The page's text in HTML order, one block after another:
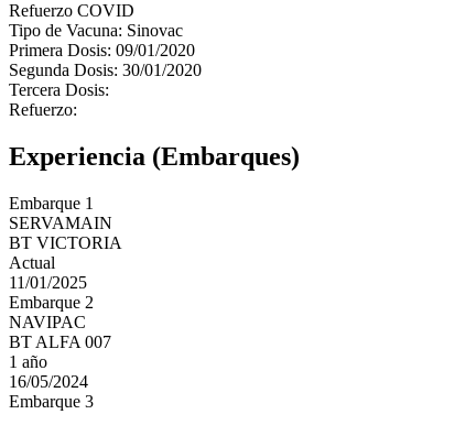
Refuerzo COVID
Tipo de Vacuna: Sinovac
Primera Dosis: 09/01/2020
Segunda Dosis: 30/01/2020
Tercera Dosis:
Refuerzo:
Experiencia (Embarques)
Embarque 1
SERVAMAIN
BT VICTORIA
Actual
11/01/2025
Embarque 2
NAVIPAC
BT ALFA 007
1 año
16/05/2024
Embarque 3